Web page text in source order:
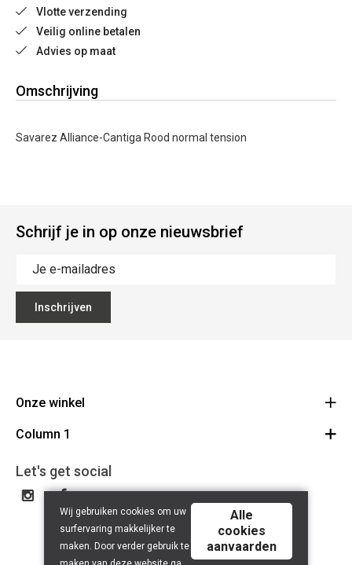
Vlotte verzending
Veilig online betalen
Advies op maat
Omschrijving
Savarez Alliance-Cantiga Rood normal tension
Schrijf je in op onze nieuwsbrief
Inschrijven
Onze winkel
Mallebergplaats 13 - 8000 Brugge
050/33 25 75
BE 0648.822.409
Column 1
Cadeaubon
Let's get social
Wij gebruiken cookies om uw
surfervaring makkelijker te
maken. Door verder gebruik te
Alle
cookies
aanvaarden